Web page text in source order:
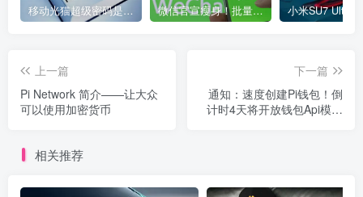
移动光猫超级密码是多少？移动光猫超级管理员后台账号与密码 微信官宣瘦身！批量清理原图新功能来了 安卓、iOS均可使用
上一篇
Pi Network 简介——让大众
可以使用加密货币
下一篇
通知：速度创建Pi钱包！倒
计时4天将开放钱包Api模拟
相关推荐